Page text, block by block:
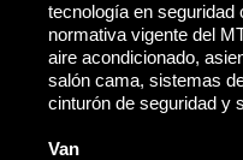
tecnología en seguridad
normativa vigente del
aire acondicionado,
salón cama, sistemas
cinturón de seguridad y
Van